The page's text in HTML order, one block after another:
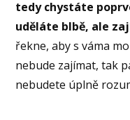
tedy chystáte
uděláte blbě, ale
řekne, aby s váma
nebude zajímat, tak
nebudete úplně